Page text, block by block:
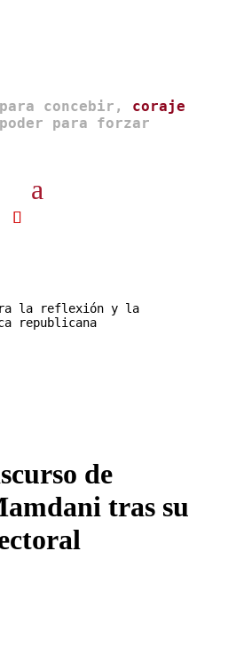
concebir, coraje
para forzar
la reflexión y la
republicana
de
tras su